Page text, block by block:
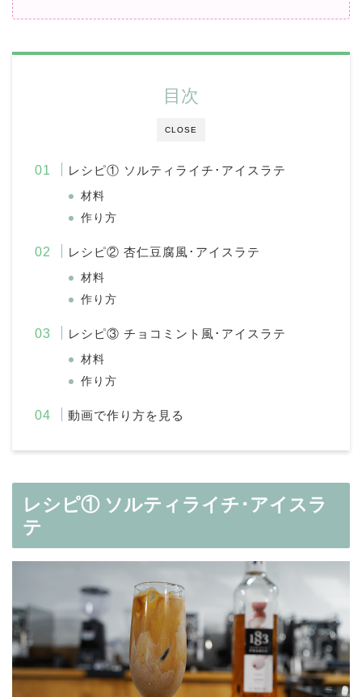
CLOSE
目次
レシピ① ソルティライチ･アイスラテ
材料
作り方
レシピ② 杏仁豆腐風･アイスラテ
材料
作り方
レシピ③ チョコミント風･アイスラテ
材料
作り方
動画で作り方を見る
レシピ① ソルティライチ･アイスラ
テ